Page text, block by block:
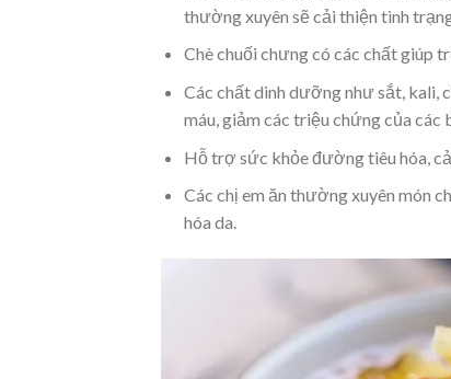
thường xuyên sẽ cải thiện tình
Chè chuối chưng có các chấtgiúp
Các chất dinh dưỡng như sắt, kali,
máu, giảm các triệu chứng của các
Hỗ trợ sức khỏe đường tiêu hóa ,
Các chị em ăn thường xuyên món
hóa da.